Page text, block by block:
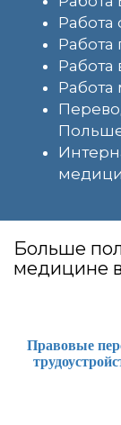
Работа
Больше
медицине
Правовые